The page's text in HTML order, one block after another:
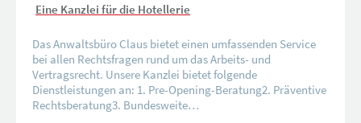
Eine Kanzlei für die Hotellerie
Das Anwaltsbüro Claus bietet einen umfassenden Service
bei allen Rechtsfragen rund um das Arbeits- und
Vertragsrecht. Unsere Kanzlei bietet folgende
Dienstleistungen an: 1. Pre-Opening-Beratung2. Präventive
Rechtsberatung3. Bundesweite…